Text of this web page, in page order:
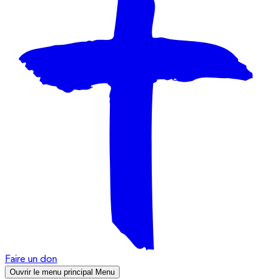
Faire un don
Ouvrir le menu principal Menu